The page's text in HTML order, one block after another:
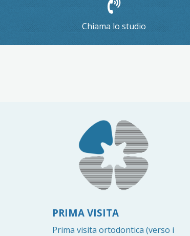
Chiama lo studio
PRIMA VISITA
Prima visita ortodontica (verso i